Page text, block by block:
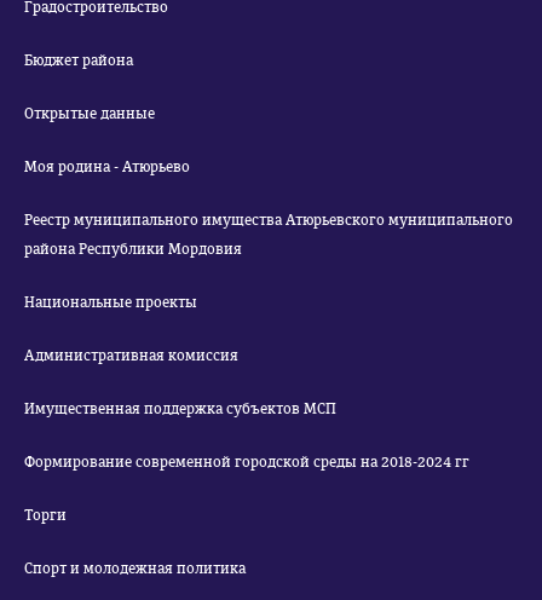
Градостроительство
Бюджет района
Открытые данные
Моя родина - Атюрьево
Реестр муниципального имущества Атюрьевского муниципального
района Республики Мордовия
Национальные проекты
Административная комиссия
Имущественная поддержка субъектов МСП
Формирование современной городской среды на 2018-2024 гг
Торги
Спорт и молодежная политика